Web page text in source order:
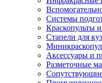
Системы
Краскопульты
Стапели для
Аксессуары и
Разметочные